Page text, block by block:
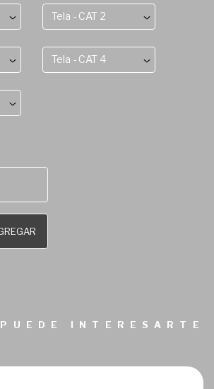
Tela - CAT 2
Tela - CAT 4
INTERESARTE